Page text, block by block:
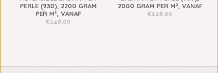
PERLE (930), 2200 GRAM
PER M², VANAF
€148,00
2000 GRAM PER M², VANAF
€128,00